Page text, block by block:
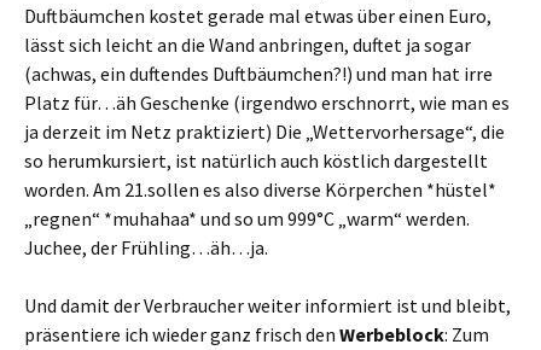
Duftbäumchen kostet gerade mal etwas über einen Euro,
lässt sich leicht an die Wand anbringen, duftet ja sogar
(achwas, ein duftendes Duftbäumchen?!) und man hat irre
Platz für…äh Geschenke (irgendwo erschnorrt, wie man es
ja derzeit im Netz praktiziert) Die „Wettervorhersage“, die
so herumkursiert, ist natürlich auch köstlich dargestellt
worden. Am 21.sollen es also diverse Körperchen *hüstel*
„regnen“ *muhahaa* und so um 999°C „warm“ werden.
Juchee, der Frühling…äh…ja.
Und damit der Verbraucher weiter informiert ist und bleibt,
präsentiere ich wieder ganz frisch den Werbeblock: Zum